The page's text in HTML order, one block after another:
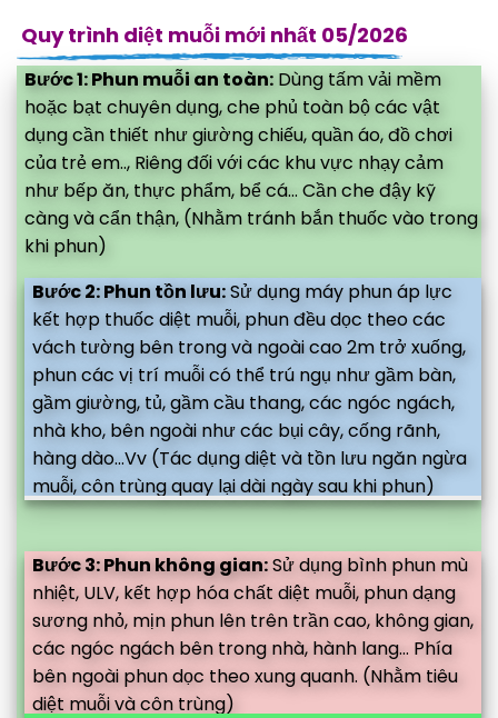
Quy trình diệt muỗi mới nhất 05/2026
Bước 1: Phun muỗi an toàn: Dùng tấm vải mềm
hoặc bạt chuyên dụng, che phủ toàn bộ các vật
dụng cần thiết như giường chiếu, quần áo, đồ chơi
của trẻ em.., Riêng đối với các khu vực nhạy cảm
như bếp ăn, thực phẩm, bể cá... Cần che đậy kỹ
càng và cẩn thận, (Nhằm tránh bắn thuốc vào trong
khi phun)
Bước 2: Phun tồn lưu:Sử dụng máy phun áp lực
kết hợp thuốc diệt muỗi, phun đều dọc theo các
vách tường bên trong và ngoài cao 2m trở xuống,
phun các vị trí muỗi có thể trú ngụ như gầm bàn,
gầm giường, tủ, gầm cầu thang, các ngóc ngách,
nhà kho, bên ngoài như các bụi cây, cống rãnh,
hàng dào...Vv (Tác dụng diệt và tồn lưu ngăn ngừa
muỗi, côn trùng quay lại dài ngày sau khi phun)
Bước 3: Phun không gian:Sử dụng bình phun mù
nhiệt, ULV, kết hợp hóa chất diệt muỗi, phun dạng
sương nhỏ, mịn phun lên trên trần cao, không gian,
các ngóc ngách bên trong nhà, hành lang... Phía
bên ngoài phun dọc theo xung quanh. (Nhằm tiêu
diệt muỗi và côn trùng)